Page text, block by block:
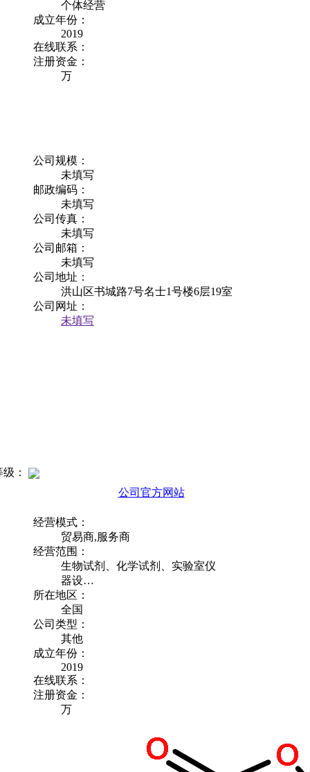
个体经营
成立年份：
2019
在线联系：
注册资金：
万
公司规模：
未填写
邮政编码：
未填写
公司传真：
未填写
公司邮箱：
未填写
公司地址：
洪山区书城路7号名士1号楼6层19室
公司网址：
未填写
：
公司官方网站
经营模式：
贸易商,服务商
经营范围：
生物试剂、化学试剂、实验室仪
器设…
所在地区：
全国
公司类型：
其他
成立年份：
2019
在线联系：
注册资金：
万